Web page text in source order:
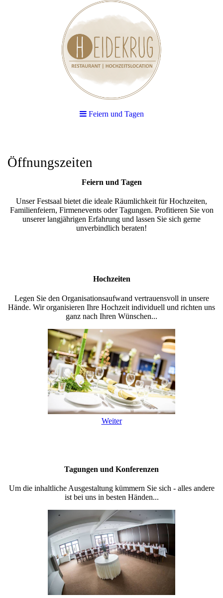
Feiern und Tagen
Öffnungszeiten
Feiern und Tagen
Unser Festsaal bietet die ideale Räumlichkeit für Hochzeiten,
Familienfeiern, Firmenevents oder Tagungen. Profitieren Sie von
unserer langjährigen Erfahrung und lassen Sie sich gerne
unverbindlich beraten!
Hochzeiten
Legen Sie den Organisationsaufwand vertrauensvoll in unsere
Hände. Wir organisieren Ihre Hochzeit individuell und richten uns
ganz nach Ihren Wünschen...
Weiter
Tagungen und Konferenzen
Um die inhaltliche Ausgestaltung kümmern Sie sich - alles andere
ist bei uns in besten Händen...